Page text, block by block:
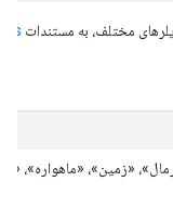
مختلف، به مستندات
«زمین»، «ماهواره»،